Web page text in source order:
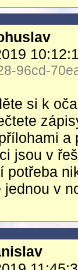
96cd-
si k
jsou v
potřeba
v